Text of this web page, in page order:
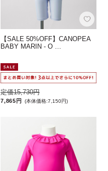
【SALE 50%OFF】CANOPEA
BABY MARIN - O …
定価15,730円
7,865円 (本体価格:7,150円)